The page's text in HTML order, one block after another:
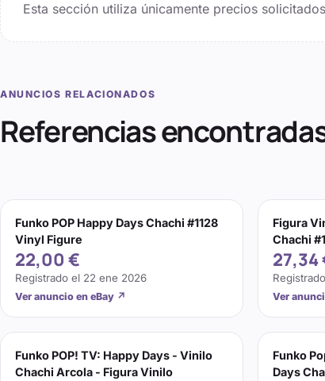
Esta sección utiliza únicamente precios
ANUNCIOS RELACIONADOS
Referencias
Funko POP Happy Days Chachi #1128
Vinyl Figure
22,00 €
Registrado el 22 ene 2026
Ver anuncio en eBay ↗
Figura
Chachi
27,34
Ver
Funko POP! TV: Happy Days - Vinilo
Chachi Arcola - Figura Vinilo
Funko
Days